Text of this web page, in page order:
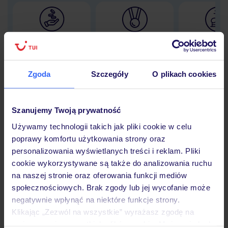
Zgoda Szczegóły O plikach cookies
Szanujemy Twoją prywatność
Używamy technologii takich jak pliki cookie w celu
poprawy komfortu użytkowania strony oraz
personalizowania wyświetlanych treści i reklam. Pliki
cookie wykorzystywane są także do analizowania ruchu
na naszej stronie oraz oferowania funkcji mediów
społecznościowych. Brak zgody lub jej wycofanie może
negatywnie wpłynąć na niektóre funkcje strony.
Klikając „Zezwól na wszystkie” wyrażasz zgodę na
30 lat w
Hotel
Opinie
Pokoje